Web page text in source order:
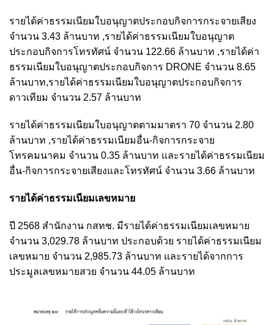
รายได้ค่าธรรมเนียมใบอนุญาตประกอบกิจการกระจายเสียง
จำนวน 3.43 ล้านบาท ,รายได้ค่าธรรมเนียมใบอนุญาต
ประกอบกิจการโทรทัศน์ จำนวน 122.66 ล้านบาท ,รายได้ค่า
ธรรมเนียมใบอนุญาตประกอบกิจการ DRONE จำนวน 8.65
ล้านบาท,รายได้ค่าธรรมเนียมใบอนุญาตประกอบกิจการ
ดาวเทียม จำนวน 2.57 ล้านบาท
รายได้ค่าธรรมเนียมใบอนุญาตตามมาตรา 70 จำนวน 2.80
ล้านบาท ,รายได้ค่าธรรมเนียมอื่น-กิจการกระจาย
โทรคมนาคม จำนวน 0.35 ล้านบาท และรายได้ค่าธรรมเนียม
อื่น-กิจการกระจายเสียงและโทรทัศน์ จำนวน 3.66 ล้านบาท
รายได้ค่าธรรมเนียมเลขหมาย
ปี 2568 สำนักงาน กสทช. มีรายได้ค่าธรรมเนียมเลขหมาย
จำนวน 3,029.78 ล้านบาท ประกอบด้วย รายได้ค่าธรรมเนียม
เลขหมาย จำนวน 2,985.73 ล้านบาท และรายได้จากการ
ประมูลเลขหมายสวย จำนวน 44.05 ล้านบาท